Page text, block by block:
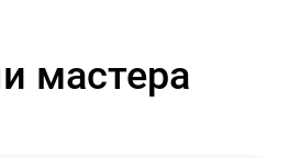
мастера